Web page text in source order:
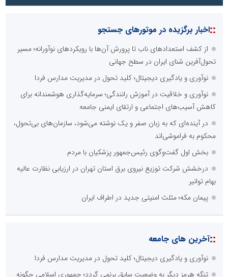
::اخبار برگزیده در موتورهای جستجو
از کشف استعدادهای ناب تا پرورش آن‌ها با رویکردهای نوآورانه؛ مسیر
تحول‌آفرین شنای ایران در سطح جهانی
نوآوری و یادگیری دیجیتال؛ کلید تحول در مدیریت مدارس فردا
نوآوری و خلاقیت در آموزش رانندگی؛ سرمایه‌گذاری هوشمندانه برای
کاهش آسیب‌های اجتماعی و ارتقای ایمنی جامعه
در آینده‌ای که به زبان صفر و یک نوشته می‌شود، سازمان‌های بی‌تحول،
محکوم به فراموشی‌اند
بخش اول گفت‌وگوی رئیس‌جمهور پزشکیان با مردم
درخشش شرکت توزیع نیروی برق استان تهران در ارزیابی نظارت عالیه
بهام توانیر
پیمان مکه؛ مثلث امنیتی جدید در اطراف ایران
::آخرین های جامعه
نوآوری و یادگیری دیجیتال؛ کلید تحول در مدیریت مدارس فردا
تنگه هرمز دیگر به وضعیت سابق برنمی گردد؛ جمهوری اسلامی چگونه